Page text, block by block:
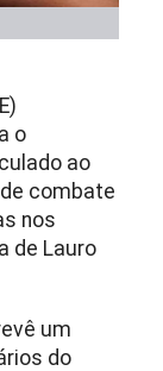
o
ao
combate
nos
de Lauro
um
do